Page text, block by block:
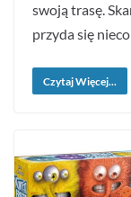
swoją trasę.
przyda się
Czytaj Więcej...